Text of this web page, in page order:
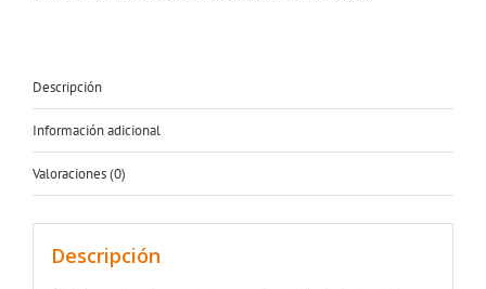
Descripción
Información adicional
Valoraciones (0)
Descripción